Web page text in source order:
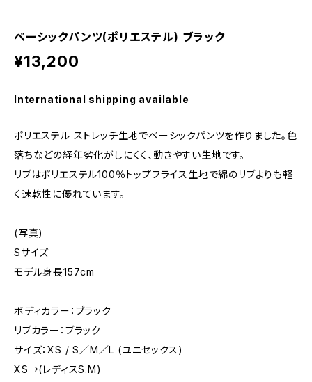
ベーシックパンツ(ポリエステル) ブラック
¥13,200
International shipping available
ポリエステル ストレッチ生地でベーシックパンツを作りました。色
落ちなどの経年劣化がしにくく、動きやすい生地です。
リブはポリエステル100％トップフライス生地で綿のリブよりも軽
く速乾性に優れています。
(写真)
Sサイズ
モデル身長157cm
ボディカラー：ブラック
リブカラー：ブラック
サイズ：XS / S／M／L (ユニセックス)
XS→(レディスS.M)